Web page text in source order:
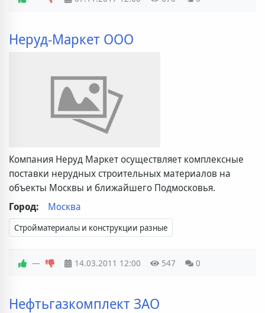
Неруд-Маркет ООО
Компания Неруд Маркет осуществляет комплексные
поставки нерудных строительных материалов на
объекты Москвы и ближайшего Подмосковья.
Город:
Москва
Стройматериалы и конструкции разные
— 14.03.2011 12:00 547 0
Нефтьгазкомплект ЗАО